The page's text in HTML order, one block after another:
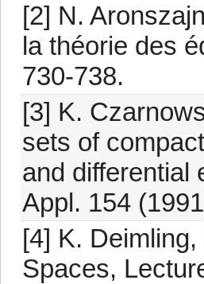
[2] N.
la théorie des
730-738.
[3] K.
sets of
and differential
Appl. 154
[4] K.
Spaces,